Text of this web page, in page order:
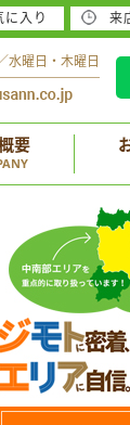
曜日・木曜日
要
に入り 来